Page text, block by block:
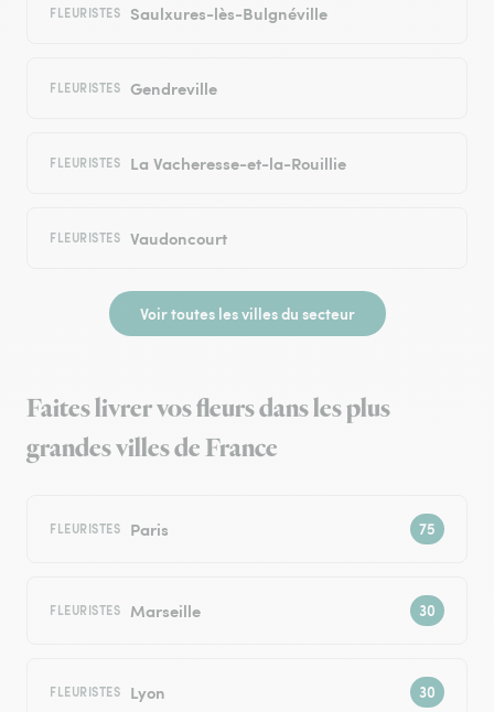
FLEURISTES Saulxures-lès-Bulgnéville
FLEURISTES Gendreville
FLEURISTES La Vacheresse-et-la-Rouillie
FLEURISTES Vaudoncourt
Voir toutes les villes du secteur
Faites livrer vos fleurs dans les plus
grandes villes de France
FLEURISTES Paris
FLEURISTES Marseille
FLEURISTES Lyon